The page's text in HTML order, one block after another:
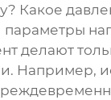
Какое
делают